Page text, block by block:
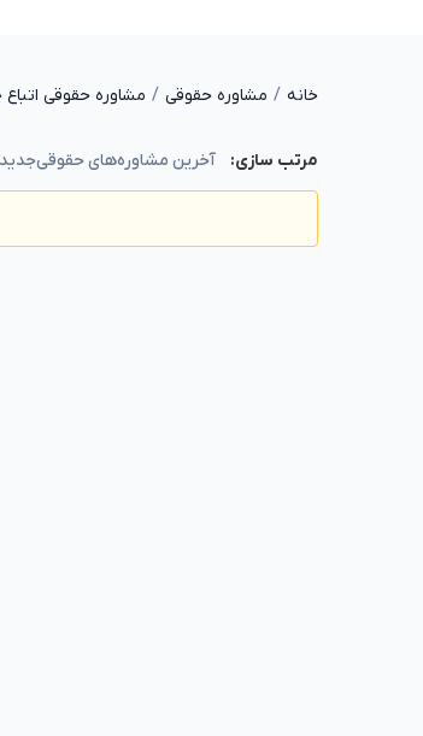
خانه مشاوره حقوقی مشاوره حقوقی
مرتب سازی: آخرین مشاوره‌های حقوقی